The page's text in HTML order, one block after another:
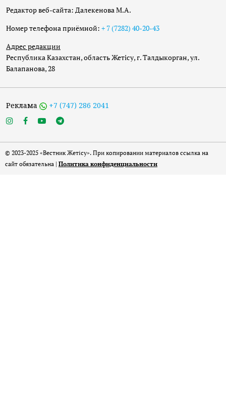
Редактор веб-сайта: Далекенова М.А.
Номер телефона приёмной: + 7 (7282) 40-20-43
Адрес редакции
Республика Казахстан, область Жетісу, г. Талдыкорган, ул.
Балапанова, 28
Реклама +7 (747) 286 2041
© 2023-2025 «Вестник Жетісу». При копировании материалов ссылка на
сайт обязательна | Политика конфиденциальности